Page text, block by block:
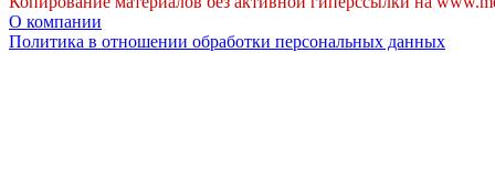
О компании
Политика в отношении обработки персональных данных